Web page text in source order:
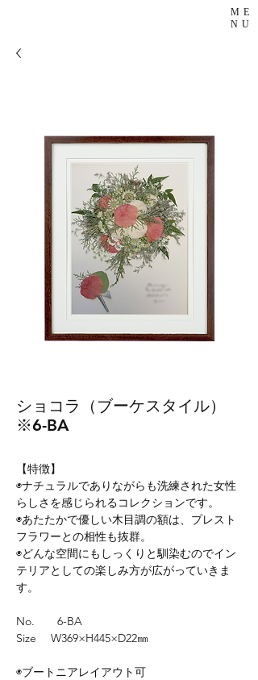
ME
NU
ショコラ（ブーケスタイル）
※6-BA
【特徴】
◉ナチュラルでありながらも洗練された女性
らしさを感じられるコレクションです。
◉あたたかで優しい木目調の額は、プレスト
フラワーとの相性も抜群。
◉どんな空間にもしっくりと馴染むのでイン
テリアとしての楽しみ方が広がっていきま
す。
No. 6-BA
Size W369×H445×D22㎜
◉ブートニアレイアウト可